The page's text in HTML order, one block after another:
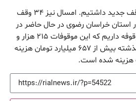
وی افزود: سال قبل ۱۱۱ وقف جدید داشتیم. امسال نیز ۳۴ وقف
خراسان رضوی در حال حاضر در
سامانه ۲۷ هزار و ۴۶۴ موقوفه داریم که این موقوفات ۲۱۵ هزار و
۹۲۰ رقبه دارند. در سال گذشته بیش از ۶۵۷ میلیارد تومان هزینه
هزینه شده است.